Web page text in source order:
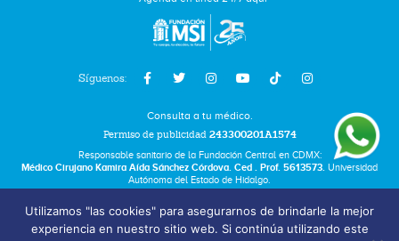
Síguenos:
Consulta a tu médico.
Permiso de publicidad 243300201A1574
Responsable sanitario de la Fundación Central en CDMX:
Médico Cirujano Kamira Aída Sánchez Córdova. Ced . Prof. 5613573. Universidad
Autónoma del Estado de Hidalgo.
Términos y Condiciones
Bolsa de Trabajo
Utilizamos "las cookies" para asegurarnos de brindarle la mejor
experiencia en nuestro sitio web. Si continúa utilizando este